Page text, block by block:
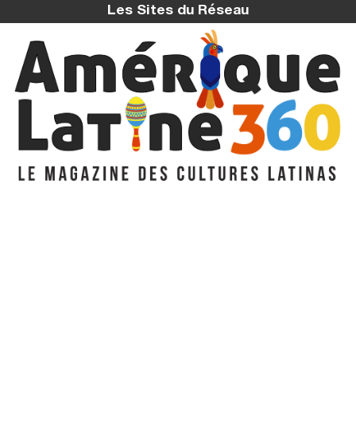
Les Sites du Réseau